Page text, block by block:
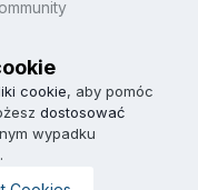
cookie, aby pomóc
dostosować
wypadku